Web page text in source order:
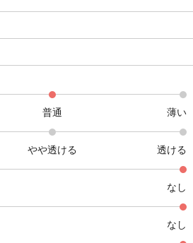
普通 薄い
やや透ける 透ける
なし
なし